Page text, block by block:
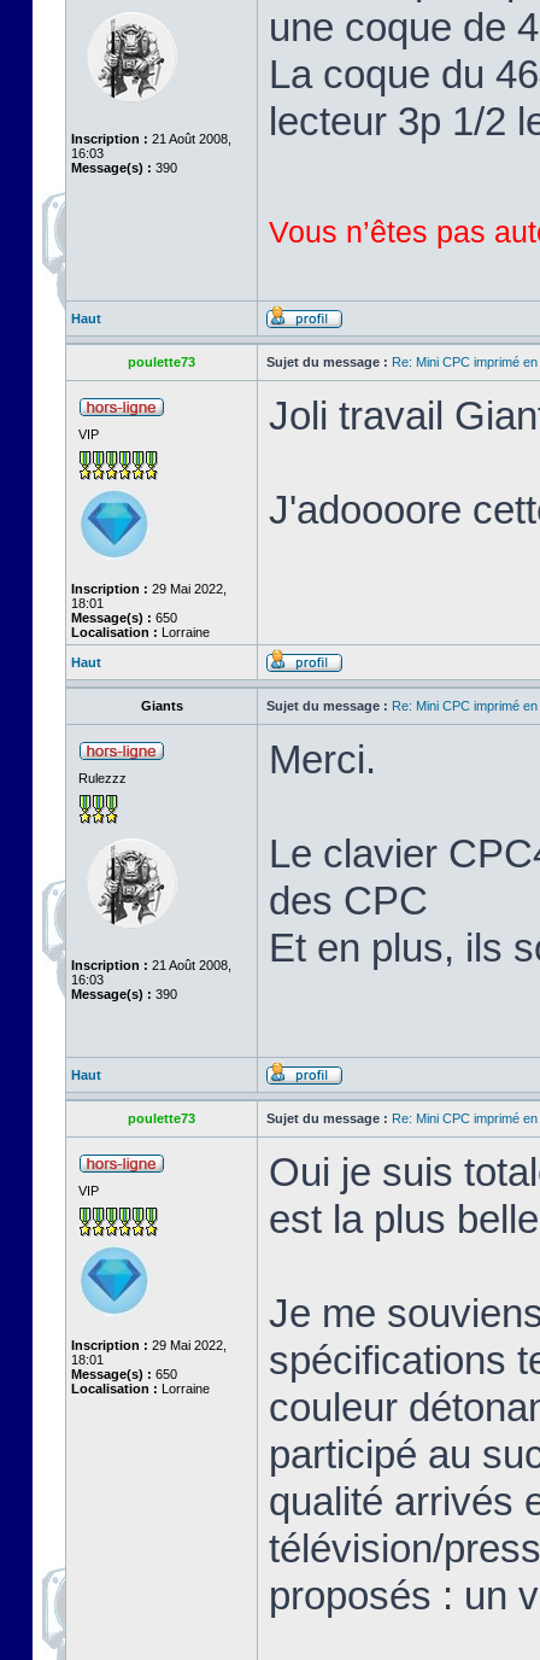
Inscription : 21 Août 2008,
16:03
Message(s) : 390
une coque de
La coque du
lecteur 3p 1/2
Vous n’êtes pas
Haut
poulette73 Sujet du message : Re: Mini CPC imprimé
VIP
Inscription : 29 Mai 2022,
18:01
Message(s) : 650
Localisation : Lorraine
Joli travail
J'adoooore
Haut
Giants Sujet du message : Re: Mini CPC imprimé
Rulezzz
Inscription : 21 Août 2008,
16:03
Message(s) : 390
Merci.
Le clavier
des CPC
Et en plus, ils
Haut
poulette73 Sujet du message : Re: Mini CPC imprimé
VIP
Inscription : 29 Mai 2022,
18:01
Message(s) : 650
Localisation : Lorraine
Oui je suis
est la plus
Je me
spécifications
couleur
participé au
qualité arrivés
télévision/
proposés : un